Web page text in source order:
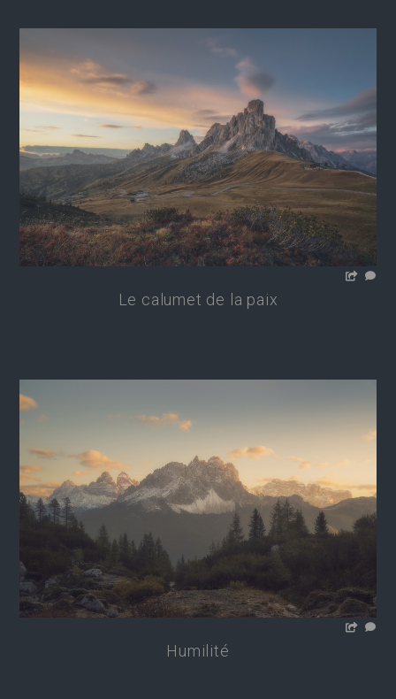
Le calumet de la paix
Humilité